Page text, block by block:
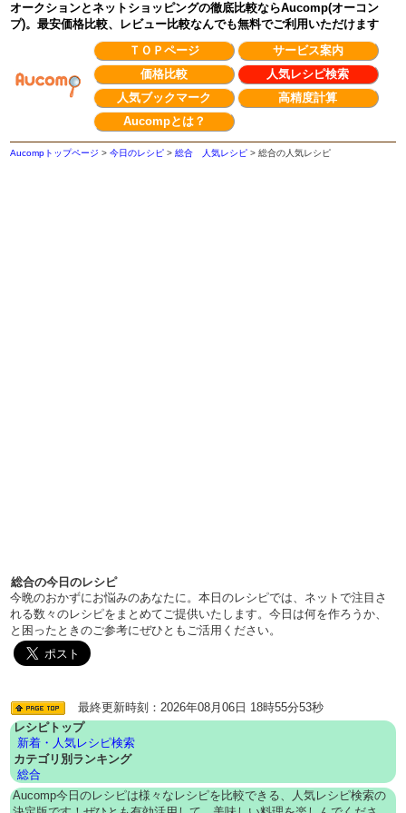
オークションとネットショッピングの徹底比較ならAucomp(オーコン
プ)。最安価格比較、レビュー比較なんでも無料でご利用いただけます
ＴＯＰページ
サービス案内
価格比較
人気レシピ検索
人気ブックマーク
高精度計算
Aucompとは？
Aucompトップページ >今日のレシピ >総合 人気レシピ >総合の人気レシピ
総合の今日のレシピ
今晩のおかずにお悩みのあなたに。本日のレシピでは、ネットで注目さ
れる数々のレシピをまとめてご提供いたします。今日は何を作ろうか、
と困ったときのご参考にぜひともご活用ください。
最終更新時刻：2026年08月06日 18時55分53秒
レシピトップ
新着・人気レシピ検索
カテゴリ別ランキング
総合
Aucomp今日のレシピは様々なレシピを比較できる、人気レシピ検索の